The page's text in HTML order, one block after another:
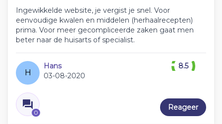
Ingewikkelde website, je vergist je snel. Voor
eenvoudige kwalen en middelen (herhaalrecepten)
prima. Voor meer gecompliceerde zaken gaat men
beter naar de huisarts of specialist.
H
Hans
03-08-2020
0
8.5
Reageer